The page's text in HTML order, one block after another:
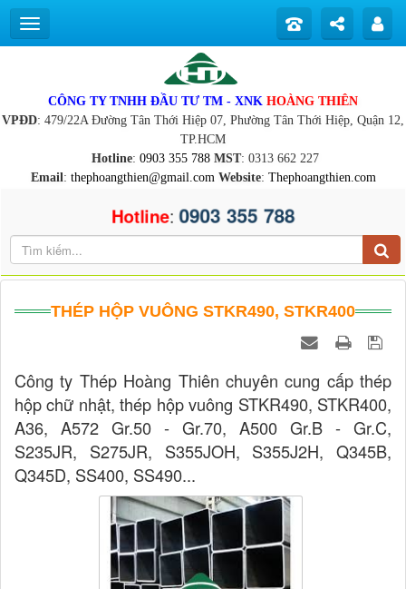
CÔNG TY TNHH ĐẦU TƯ TM - XNK HOÀNG THIÊN
VPĐD: 479/22A Đường Tân Thới Hiệp 07, Phường Tân Thới Hiệp, Quận 12,
TP.HCM
Hotline: 0903 355 788 MST: 0313 662 227
Email: thephoangthien@gmail.com Website: Thephoangthien.com
Hotline:0903 355 788
THÉP HỘP VUÔNG STKR490, STKR400
Công ty Thép Hoàng Thiên chuyên cung cấp thép
hộp chữ nhật, thép hộp vuông STKR490, STKR400,
A36, A572 Gr.50 - Gr.70, A500 Gr.B - Gr.C,
S235JR, S275JR, S355JOH, S355J2H, Q345B,
Q345D, SS400, SS490...